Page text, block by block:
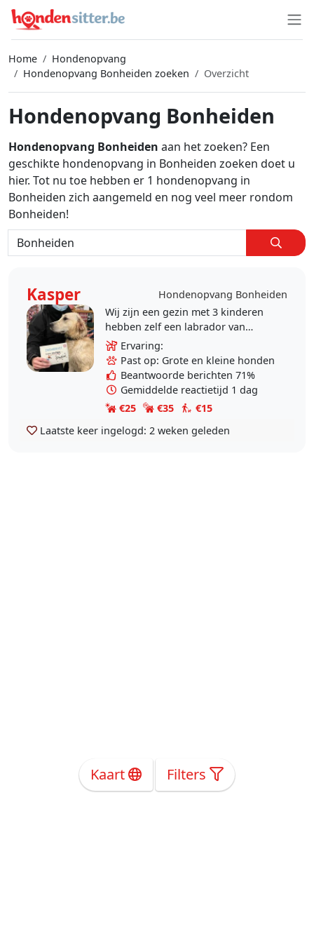
Home
Hondenopvang
Hondenopvang Bonheiden zoeken
Overzicht
Hondenopvang Bonheiden
Hondenopvang Bonheiden aan het zoeken? Een
geschikte hondenopvang in Bonheiden zoeken doet u
hier. Tot nu toe hebben er 1 hondenopvang in
Bonheiden zich aangemeld en nog veel meer rondom
Bonheiden!
Kasper
Hondenopvang Bonheiden
Wij zijn een gezin met 3 kinderen
hebben zelf een labrador van
10jaar,een golden retriever van
4jaar en éen Mechelse herder van
12weken. Wij bieden..
Ervaring:
Past op: Grote en kleine honden
Beantwoorde berichten 71%
Gemiddelde reactietijd 1 dag
€25
€35
€15
Laatste keer ingelogd: 2 weken geleden
Kaart Filters